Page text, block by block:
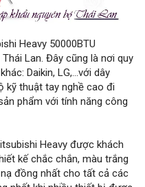
Heavy 50000BTU
Lan. Đây cũng là nơi quy
Daikin, LG,…với dây
kỹ thuật tay nghề cao đi
phẩm với tính năng công
Heavy được khách
kế chắc chắn, màu trắng
đồng nhất cho tất cả các